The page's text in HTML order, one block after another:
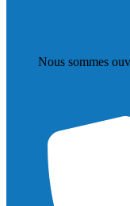
Nous sommes